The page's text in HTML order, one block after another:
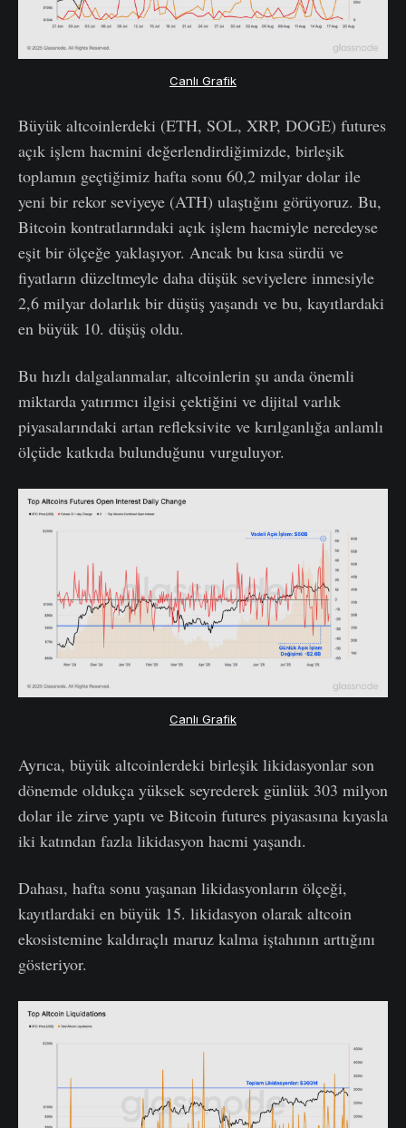
Canlı Grafik
Büyük altcoinlerdeki (ETH, SOL, XRP, DOGE) futures
açık işlem hacmini değerlendirdiğimizde, birleşik
toplamın geçtiğimiz hafta sonu 60,2 milyar dolar ile
yeni bir rekor seviyeye (ATH) ulaştığını görüyoruz. Bu,
Bitcoin kontratlarındaki açık işlem hacmiyle neredeyse
eşit bir ölçeğe yaklaşıyor. Ancak bu kısa sürdü ve
fiyatların düzeltmeyle daha düşük seviyelere inmesiyle
2,6 milyar dolarlık bir düşüş yaşandı ve bu, kayıtlardaki
en büyük 10. düşüş oldu.
Bu hızlı dalgalanmalar, altcoinlerin şu anda önemli
miktarda yatırımcı ilgisi çektiğini ve dijital varlık
piyasalarındaki artan refleksivite ve kırılganlığa anlamlı
ölçüde katkıda bulunduğunu vurguluyor.
Canlı Grafik
Ayrıca, büyük altcoinlerdeki birleşik likidasyonlar son
dönemde oldukça yüksek seyrederek günlük 303 milyon
dolar ile zirve yaptı ve Bitcoin futures piyasasına kıyasla
iki katından fazla likidasyon hacmi yaşandı.
Dahası, hafta sonu yaşanan likidasyonların ölçeği,
kayıtlardaki en büyük 15. likidasyon olarak altcoin
ekosistemine kaldıraçlı maruz kalma iştahının arttığını
gösteriyor.